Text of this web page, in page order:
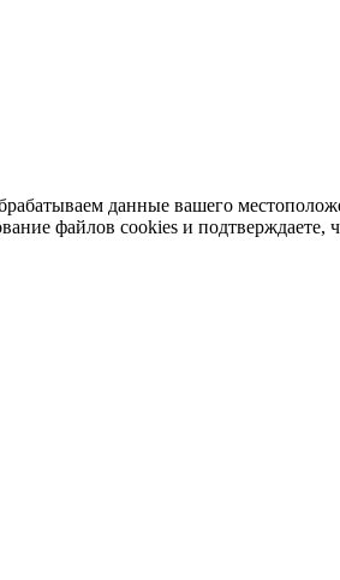
данные вашего
файлов cookies и подтверждаете,